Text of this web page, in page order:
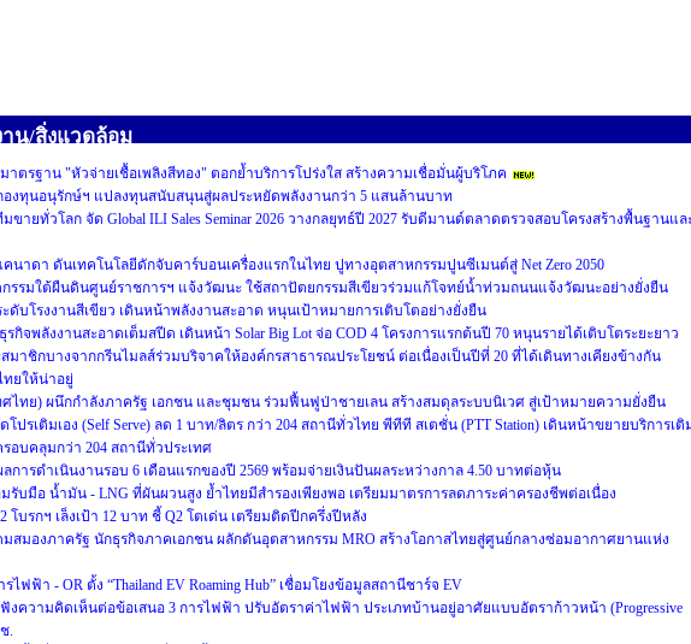
น/สิ่งแวดล้อม
าตรฐาน "หัวจ่ายเชื้อเพลิงสีทอง" ตอกย้ำบริการโปร่งใส สร้างความเชื่อมั่นผู้บริโภค
องทุนอนุรักษ์ฯ แปลงทุนสนับสนุนสู่ผลประหยัดพลังงานกว่า 5 แสนล้านบาท
ขายทั่วโลก จัด Global ILI Sales Seminar 2026 วางกลยุทธ์ปี 2027 รับดีมานด์ตลาดตรวจสอบโครงสร้างพื้นฐานแล
นาดา ดันเทคโนโลยีดักจับคาร์บอนเครื่องแรกในไทย ปูทางอุตสาหกรรมปูนซีเมนต์สู่ Net Zero 2050
รรมใต้ผืนดินศูนย์ราชการฯ แจ้งวัฒนะ ใช้สถาปัตยกรรมสีเขียวร่วมแก้โจทย์น้ำท่วมถนนแจ้งวัฒนะอย่างยั่งยืน
ะดับโรงงานสีเขียว เดินหน้าพลังงานสะอาด หนุนเป้าหมายการเติบโตอย่างยั่งยืน
ธุรกิจพลังงานสะอาดเต็มสปีด เดินหน้า Solar Big Lot จ่อ COD 4 โครงการแรกต้นปี 70 หนุนรายได้เติบโตระยะยาว
มาชิกบางจากกรีนไมลส์ร่วมบริจาคให้องค์กรสาธารณประโยชน์ ต่อเนื่องเป็นปีที่ 20 ที่ได้เดินทางเคียงข้างกัน
ทยให้น่าอยู่
ศไทย) ผนึกกำลังภาครัฐ เอกชน และชุมชน ร่วมฟื้นฟูป่าชายเลน สร้างสมดุลระบบนิเวศ สู่เป้าหมายความยั่งยืน
ปรเติมเอง (Self Serve) ลด 1 บาท/ลิตร กว่า 204 สถานีทั่วไทย พีทีที สเตชั่น (PTT Station) เดินหน้าขยายบริการเติ
ครอบคลุมกว่า 204 สถานีทั่วประเทศ
การดำเนินงานรอบ 6 เดือนแรกของปี 2569 พร้อมจ่ายเงินปันผลระหว่างกาล 4.50 บาทต่อหุ้น
มรับมือ น้ำมัน - LNG ที่ผันผวนสูง ย้ำไทยมีสำรองเพียงพอ เตรียมมาตรการลดภาระค่าครองชีพต่อเนื่อง
โบรกฯ เล็งเป้า 12 บาท ชี้ Q2 โตเด่น เตรียมติดปีกครึ่งปีหลัง
มสมองภาครัฐ นักธุรกิจภาคเอกชน ผลักดันอุตสาหกรรม MRO สร้างโอกาสไทยสู่ศูนย์กลางซ่อมอากาศยานแห่ง
ไฟฟ้า - OR ตั้ง “Thailand EV Roaming Hub” เชื่อมโยงข้อมูลสถานีชาร์จ EV
ฟังความคิดเห็นต่อข้อเสนอ 3 การไฟฟ้า ปรับอัตราค่าไฟฟ้า ประเภทบ้านอยู่อาศัยแบบอัตราก้าวหน้า (Progressive
.